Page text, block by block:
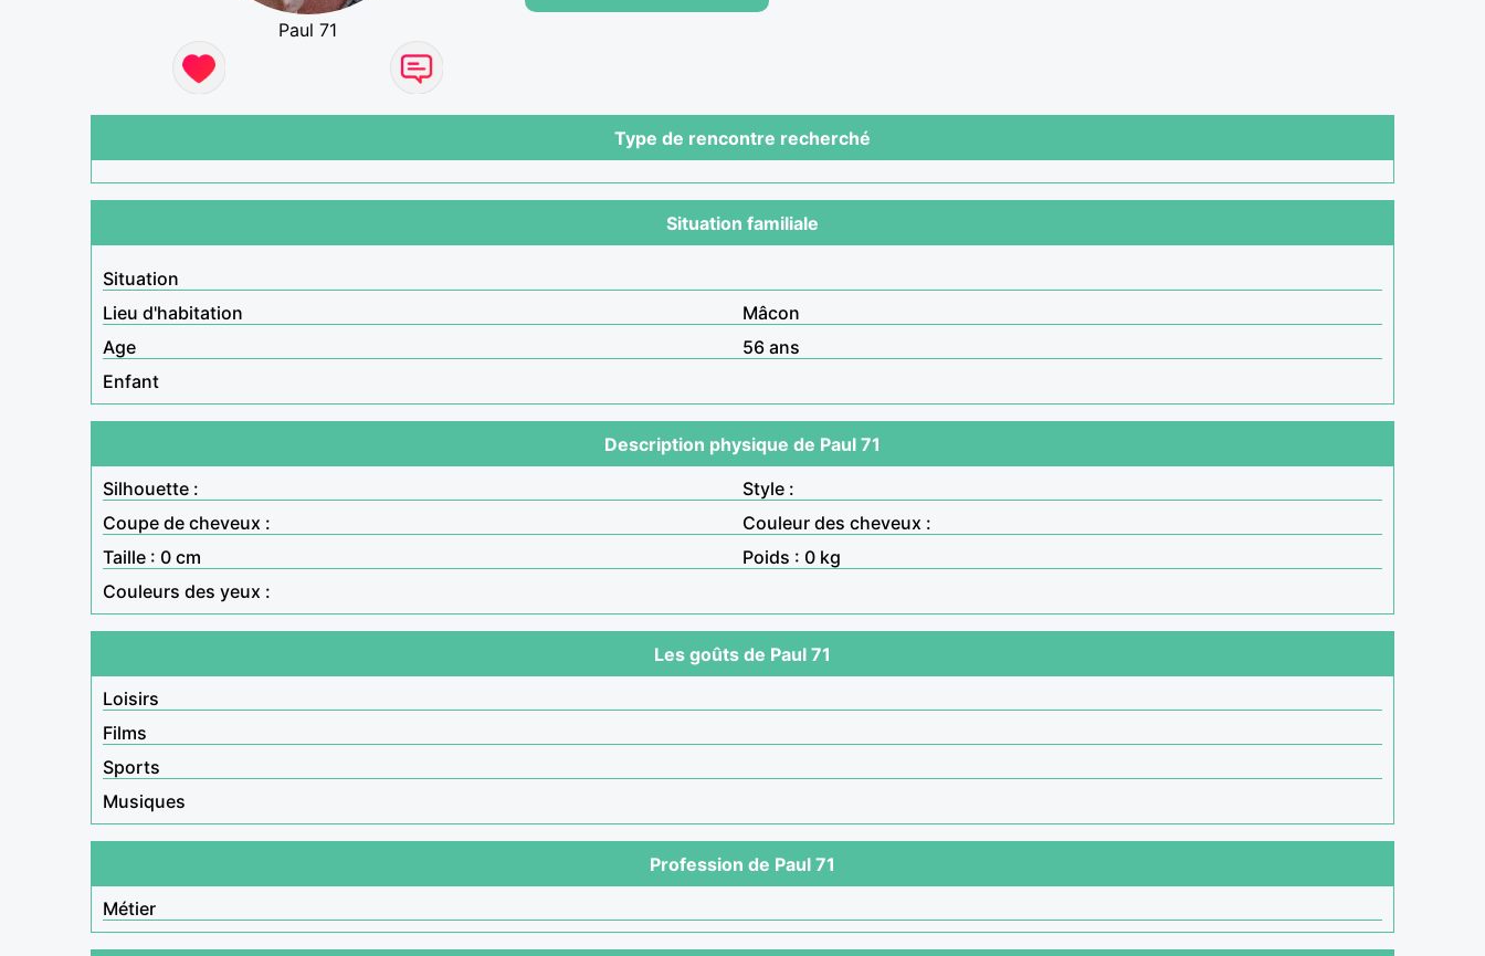
Paul 71
Type de rencontre recherché
Situation familiale
Situation
Lieu d'habitation
Mâcon
Age
56 ans
Enfant
Description physique de Paul 71
Silhouette :
Style :
Coupe de cheveux :
Couleur des cheveux :
Taille : 0 cm
Poids : 0 kg
Couleurs des yeux :
Les goûts de Paul 71
Loisirs
Films
Sports
Musiques
Profession de Paul 71
Métier